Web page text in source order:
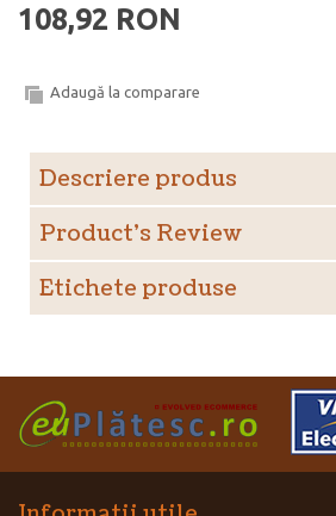
108,92 RON
Adaugă la comparare
Descriere produs
Product's Review
Etichete produse